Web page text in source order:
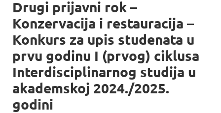
Drugi prijavni rok –
Konzervacija i restauracija –
Konkurs za upis studenata u
prvu godinu I (prvog) ciklusa
Interdisciplinarnog studija u
akademskoj 2024./2025.
godini